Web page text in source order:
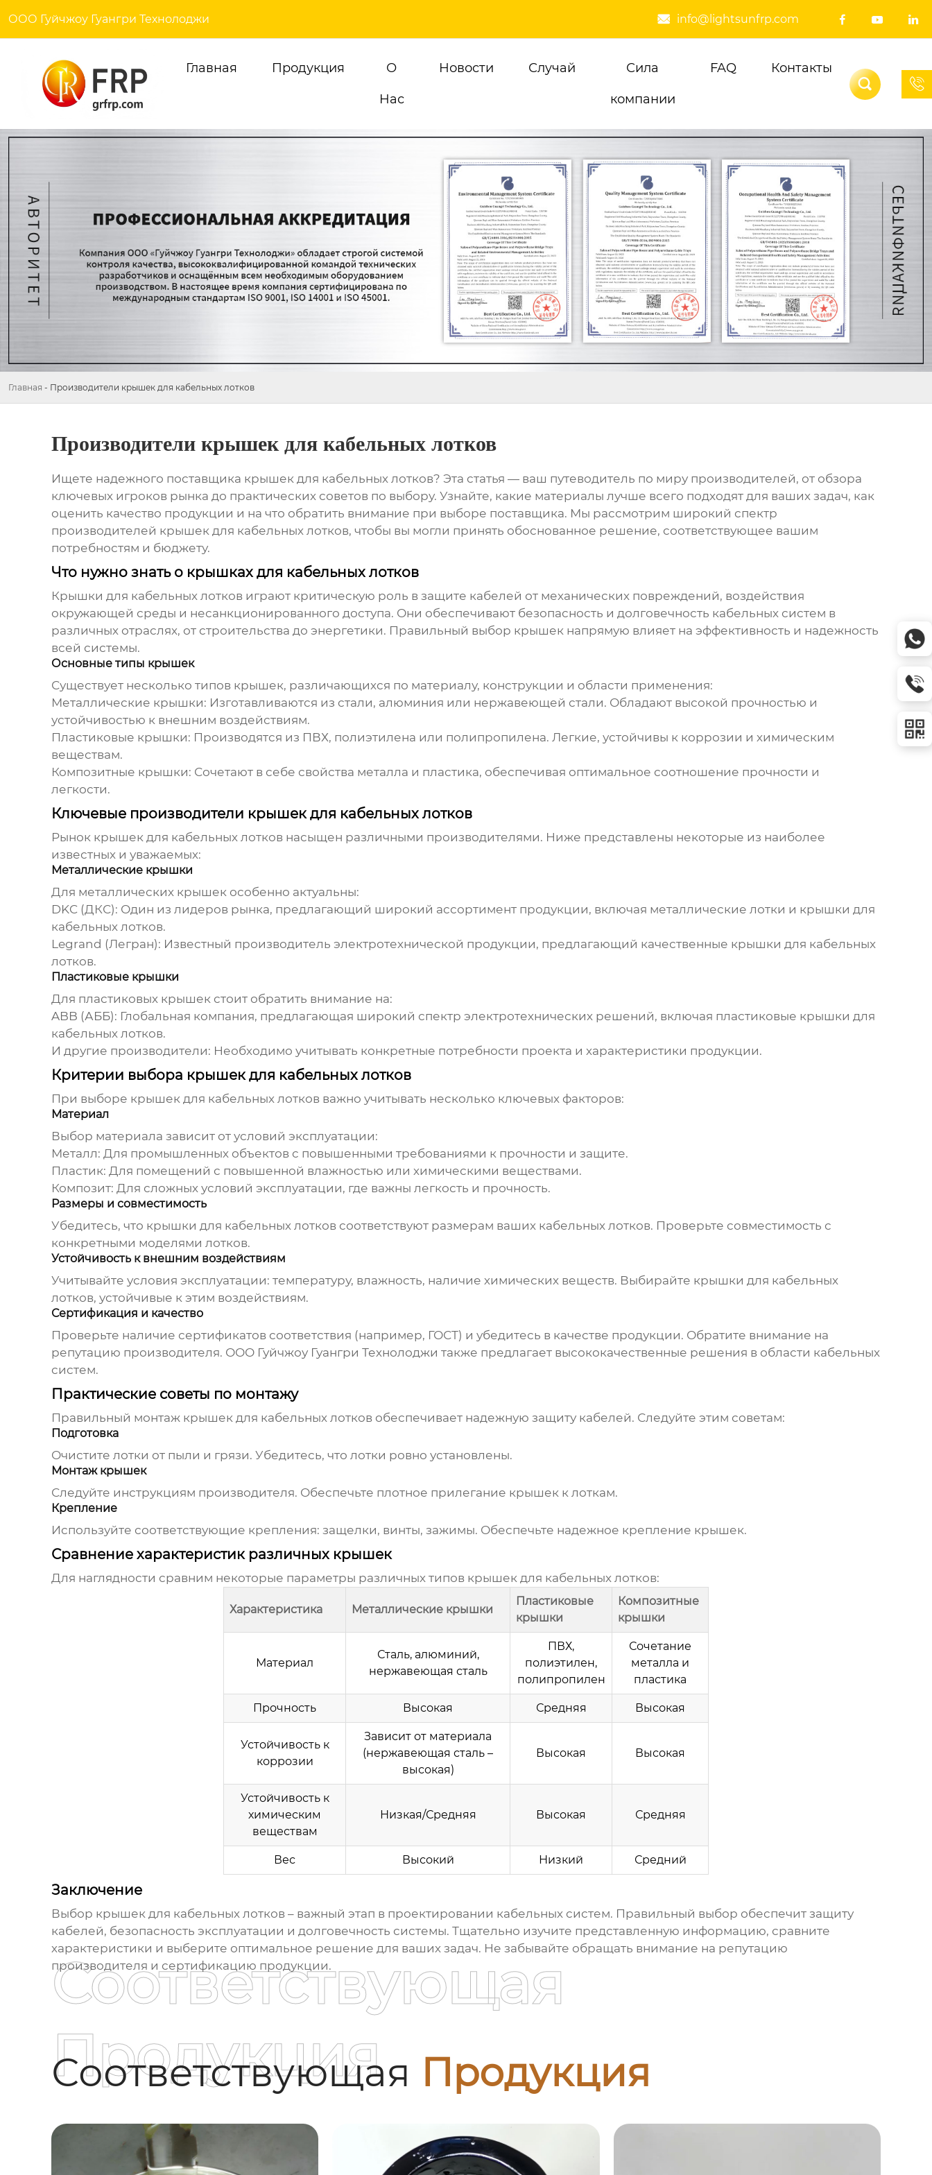
ООО Гуйчжоу Гуангри Технолоджи  info@lightsunfrp.com   
Главная Продукция О
Hас
Новости Случай Сила
компании
FAQ
Контакты


Главная - Производители крышек для кабельных лотков
Производители крышек для кабельных лотков
Ищете надежного поставщика крышек для кабельных лотков? Эта статья — ваш путеводитель по миру производителей, от обзора
ключевых игроков рынка до практических советов по выбору. Узнайте, какие материалы лучше всего подходят для ваших задач, как
оценить качество продукции и на что обратить внимание при выборе поставщика. Мы рассмотрим широкий спектр
производителей крышек для кабельных лотков, чтобы вы могли принять обоснованное решение, соответствующее вашим
потребностям и бюджету.
Что нужно знать о крышках для кабельных лотков
Крышки для кабельных лотковиграют критическую роль в защите кабелей от механических повреждений, воздействия
окружающей среды и несанкционированного доступа. Они обеспечивают безопасность и долговечность кабельных систем в
различных отраслях, от строительства до энергетики. Правильный выбор крышек напрямую влияет на эффективность и надежность
всей системы.
Основные типы крышек
Существует несколько типов крышек, различающихся по материалу, конструкции и области применения:
Металлические крышки: Изготавливаются из стали, алюминия или нержавеющей стали. Обладают высокой прочностью и
устойчивостью к внешним воздействиям.
Пластиковые крышки: Производятся из ПВХ, полиэтилена или полипропилена. Легкие, устойчивы к коррозии и химическим
веществам.
Композитные крышки: Сочетают в себе свойства металла и пластика, обеспечивая оптимальное соотношение прочности и
легкости.
Ключевые производители крышек для кабельных лотков
Рынок крышек для кабельных лотковнасыщен различными производителями. Ниже представлены некоторые из наиболее
известных и уважаемых:
Металлические крышки
Для металлических крышек особенно актуальны:
DKC (ДКС): Один из лидеров рынка, предлагающий широкий ассортимент продукции, включая металлические лотки и крышки для
кабельных лотков.
Legrand (Легран): Известный производитель электротехнической продукции, предлагающий качественные крышки для кабельных
лотков.
Пластиковые крышки
Для пластиковых крышек стоит обратить внимание на:
ABB (АББ): Глобальная компания, предлагающая широкий спектр электротехнических решений, включая пластиковые крышки для
кабельных лотков.
И другие производители: Необходимо учитывать конкретные потребности проекта и характеристики продукции.
Критерии выбора крышек для кабельных лотков
При выборе крышек для кабельных лотковважно учитывать несколько ключевых факторов:
Материал
Выбор материала зависит от условий эксплуатации:
Металл: Для промышленных объектов с повышенными требованиями к прочности и защите.
Пластик: Для помещений с повышенной влажностью или химическими веществами.
Композит: Для сложных условий эксплуатации, где важны легкость и прочность.
Размеры и совместимость
Убедитесь, что крышки для кабельных лотковсоответствуют размерам ваших кабельных лотков. Проверьте совместимость с
конкретными моделями лотков.
Устойчивость к внешним воздействиям
Учитывайте условия эксплуатации: температуру, влажность, наличие химических веществ. Выбирайте крышки для кабельных
лотков, устойчивые к этим воздействиям.
Сертификация и качество
Проверьте наличие сертификатов соответствия (например, ГОСТ) и убедитесь в качестве продукции. Обратите внимание на
репутацию производителя. ООО Гуйчжоу Гуангри Технолоджи также предлагает высококачественные решения в области кабельных
систем.
Практические советы по монтажу
Правильный монтаж крышек для кабельных лотковобеспечивает надежную защиту кабелей. Следуйте этим советам:
Подготовка
Очистите лотки от пыли и грязи. Убедитесь, что лотки ровно установлены.
Монтаж крышек
Следуйте инструкциям производителя. Обеспечьте плотное прилегание крышек к лоткам.
Крепление
Используйте соответствующие крепления: защелки, винты, зажимы. Обеспечьте надежное крепление крышек.
Сравнение характеристик различных крышек
Для наглядности сравним некоторые параметры различных типов крышек для кабельных лотков:
Характеристика Металлические крышки
Пластиковые
крышки
Композитные
крышки
Материал
Сталь, алюминий,
нержавеющая сталь
ПВХ,
полиэтилен,
полипропилен
Сочетание
металла и
пластика
Прочность Высокая Средняя Высокая
Устойчивость к
коррозии
Зависит от материала
(нержавеющая сталь –
высокая)
Высокая Высокая
Устойчивость к
химическим
веществам
Низкая/Средняя Высокая Средняя
Вес Высокий Низкий Средний
Заключение
Выбор крышек для кабельных лотков– важный этап в проектировании кабельных систем. Правильный выбор обеспечит защиту
кабелей, безопасность эксплуатации и долговечность системы. Тщательно изучите представленную информацию, сравните
характеристики и выберите оптимальное решение для ваших задач. Не забывайте обращать внимание на репутацию
производителя и сертификацию продукции.
Соответствующая Продукция
Соответствующая
Продукция